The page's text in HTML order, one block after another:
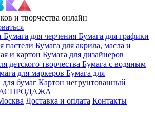
и творчества онлайн
Бумага для черчения Бумага для графики
пастели Бумага для акрила, масла и
и картон Бумага для дизайнеров
детского творчества Бумага с водяным
для маркеров Бумага для
бумаг Картон негрунтованный
Доставка и оплата Контакты